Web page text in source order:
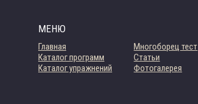
МЕНЮ
Главная
Каталог программ
Каталог упражнений
Многоборец тест
Статьи
Фотогалерея